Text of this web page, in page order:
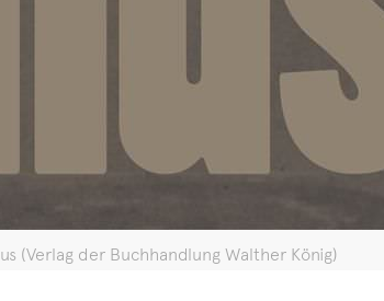
(Verlag der Buchhandlung Walther König)